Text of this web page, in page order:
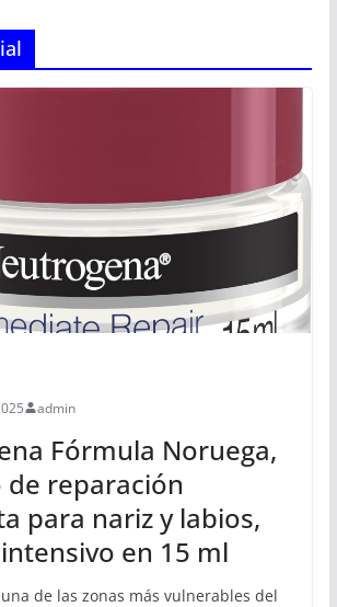
admin
Fórmula Noruega,
de reparación
para nariz y labios,
en 15 ml
de las zonas más vulnerables del